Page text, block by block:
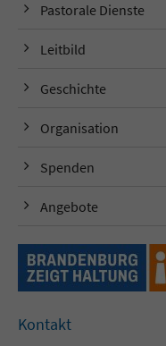
Pastorale Dienste
Leitbild
Geschichte
Organisation
Spenden
Angebote
Kontakt